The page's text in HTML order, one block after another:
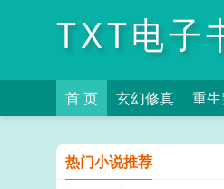
TXT电子
首 页 玄幻修真 重
热门小说推荐